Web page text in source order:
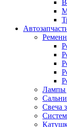
Лампы
Свеча